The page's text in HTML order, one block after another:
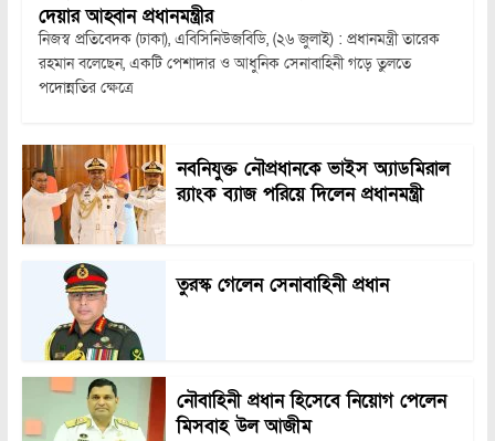
দেয়ার আহ্বান প্রধানমন্ত্রীর
নিজস্ব প্রতিবেদক (ঢাকা), এবিসিনিউজবিডি, (২৬ জুলাই) : প্রধানমন্ত্রী তারেক
রহমান বলেছেন, একটি পেশাদার ও আধুনিক সেনাবাহিনী গড়ে তুলতে
পদোন্নতির ক্ষেত্রে
নবনিযুক্ত নৌপ্রধানকে ভাইস অ্যাডমিরাল
র‍্যাংক ব্যাজ পরিয়ে দিলেন প্রধানমন্ত্রী
তুরস্ক গেলেন সেনাবাহিনী প্রধান
নৌবাহিনী প্রধান হিসেবে নিয়োগ পেলেন
মিসবাহ উল আজীম